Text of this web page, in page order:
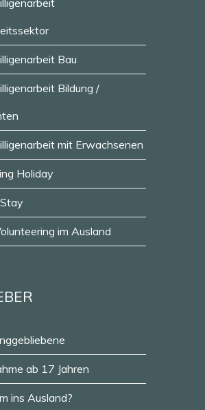
Bau
Bildung /
mit Erwachsenen
Holiday
im Ausland
ab 17 Jahren
ins Ausland?